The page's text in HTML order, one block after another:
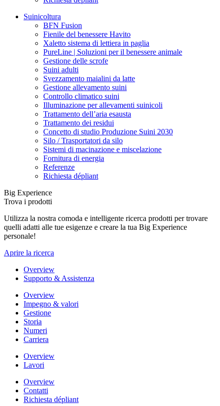
Suinicoltura
BFN Fusion
Fienile del benessere Havito
Xaletto sistema di lettiera in paglia
PureLine | Soluzioni per il benessere animale
Gestione delle scrofe
Suini adulti
Svezzamento maialini da latte
Gestione allevamento suini
Controllo climatico suini
Illuminazione per allevamenti suinicoli
Trattamento dell’aria esausta
Trattamento dei residui
Concetto di studio Produzione Suini 2030
Silo / Trasportatori da silo
Sistemi di macinazione e miscelazione
Fornitura di energia
Referenze
Richiesta dépliant
Big Experience
Trova i prodotti
Utilizza la nostra comoda e intelligente ricerca prodotti per trovare
quelli adatti alle tue esigenze e creare la tua Big Experience
personale!
Aprire la ricerca
Overview
Supporto & Assistenza
Overview
Impegno & valori
Gestione
Storia
Numeri
Carriera
Overview
Lavori
Overview
Contatti
Richiesta dépliant